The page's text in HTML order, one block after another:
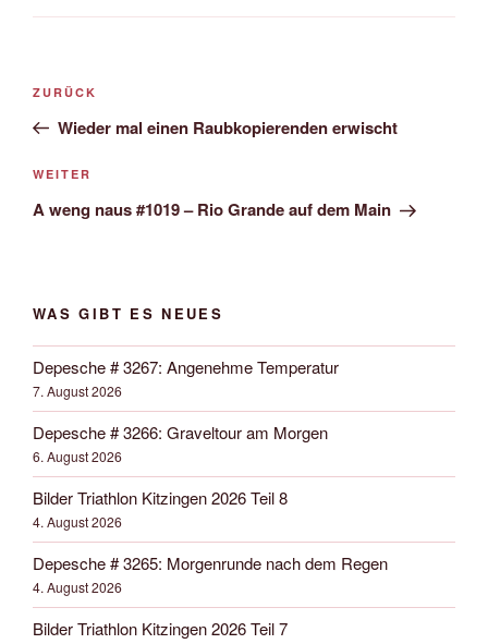
Beitrags-
Vorheriger
Beitrag
ZURÜCK
Wieder mal einen Raubkopierenden erwischt
Nächster
Beitrag
WEITER
A weng naus #1019 – Rio Grande auf dem Main
WAS GIBT ES NEUES
Depesche # 3267: Angenehme Temperatur
7. August 2026
Depesche # 3266: Graveltour am Morgen
6. August 2026
Bilder Triathlon Kitzingen 2026 Teil 8
4. August 2026
Depesche # 3265: Morgenrunde nach dem Regen
4. August 2026
Bilder Triathlon Kitzingen 2026 Teil 7